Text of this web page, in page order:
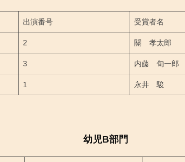
出演番号 受賞者名
2 關 孝太郎
3 内藤 旬一郎
1 永井 駿
幼児B部門